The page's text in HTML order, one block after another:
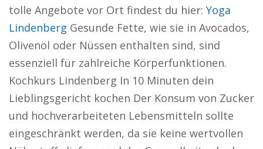
tolle Angebote vor Ort findest du hier: Yoga
Lindenberg Gesunde Fette, wie sie in Avocados,
Olivenöl oder Nüssen enthalten sind, sind
essenziell für zahlreiche Körperfunktionen.
Kochkurs Lindenberg In 10 Minuten dein
Lieblingsgericht kochen Der Konsum von Zucker
und hochverarbeiteten Lebensmitteln sollte
eingeschränkt werden, da sie keine wertvollen